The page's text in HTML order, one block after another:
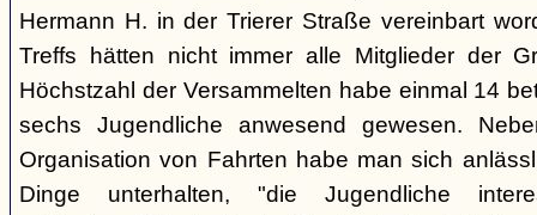
Hermann H. in der Trierer Straße vereinbart
Treffs hätten nicht immer alle Mitglieder der
Höchstzahl der Versammelten habe einmal 14
sechs Jugendliche anwesend gewesen.
Organisation von Fahrten habe man sich
Dinge unterhalten, "die Jugendliche